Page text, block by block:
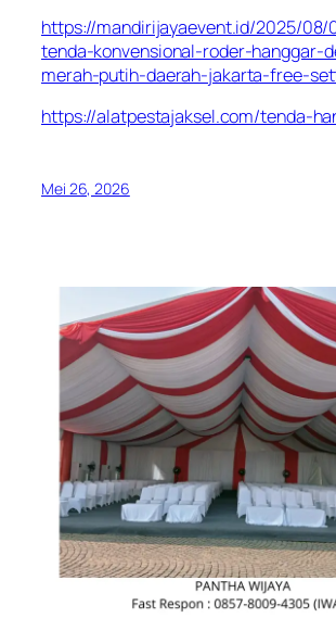
https://mandirijayaevent.id/2025/08/
tenda-konvensional-roder-hanggar-
merah-putih-daerah-jakarta-free-
https://alatpestajaksel.com/tenda-
Mei 26, 2026